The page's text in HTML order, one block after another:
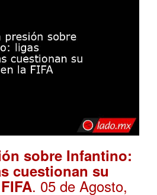
sobre Infantino:
cuestionan su
. 05 de Agosto,